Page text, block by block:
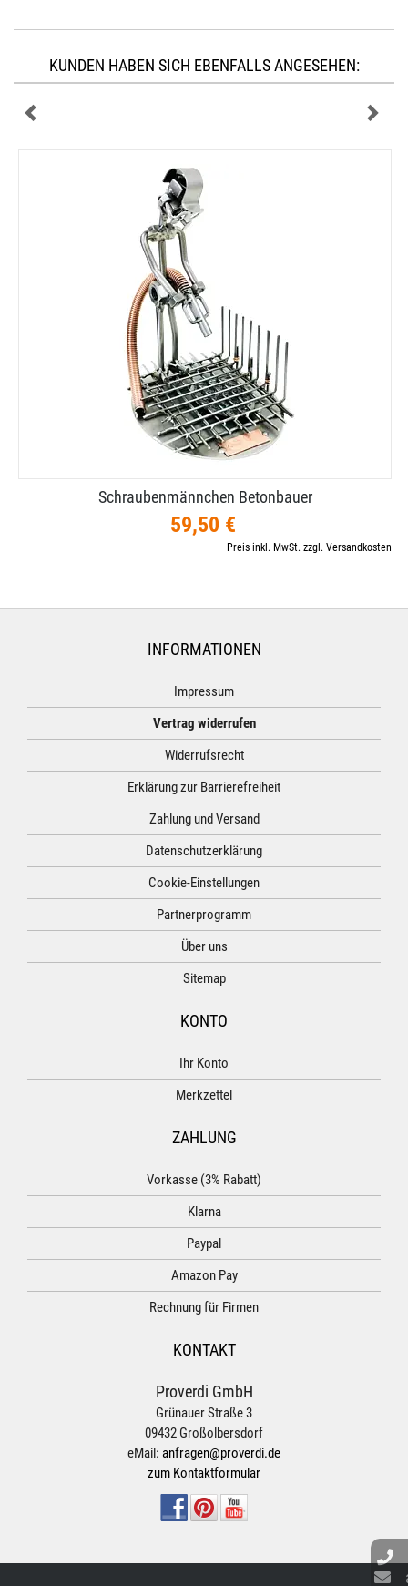
KUNDEN HABEN SICH EBENFALLS ANGESEHEN:
Schraubenmännchen Betonbauer
59,50 €
Preis inkl. MwSt. zzgl. Versandkosten
INFORMATIONEN
Impressum
Vertrag widerrufen
Widerrufsrecht
Erklärung zur Barrierefreiheit
Zahlung und Versand
Datenschutzerklärung
Cookie-Einstellungen
Partnerprogramm
Über uns
Sitemap
KONTO
Ihr Konto
Merkzettel
ZAHLUNG
Vorkasse (3% Rabatt)
Klarna
Paypal
Amazon Pay
Rechnung für Firmen
KONTAKT
Proverdi GmbH
Grünauer Straße 3
09432 Großolbersdorf
eMail: anfragen@proverdi.de
zum Kontaktformular